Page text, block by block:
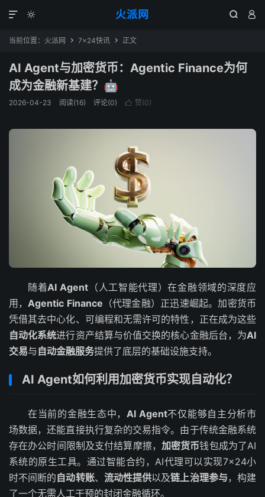
火派网
  

当前位置： 火派网  7×24快讯  正文
AI Agent与加密货币：Agentic Finance为何
成为金融新基建？🤖
2026-04-23 阅读(16) 评论(0)  赞(0)
随着AI Agent （人工智能代理）在金融领域的深度应
用，Agentic Finance （代理金融）正迅速崛起。加密货币
凭借其去中心化、可编程和无需许可的特性，正在成为这些
自动化系统进行资产结算与价值交换的核心金融后台，为AI
交易与自动金融服务提供了底层的基础设施支持。
AI Agent如何利用加密货币实现自动化？
在当前的金融生态中， AI Agent不仅能够自主分析市
场数据，还能直接执行复杂的交易指令。由于传统金融系统
存在办公时间限制及支付结算摩擦， 加密货币钱包成为了AI
系统的原生工具。通过智能合约，AI代理可以实现7×24小
时不间断的自动转账、 流动性提供以及链上治理参与，构建
了一个无需人工干预的封闭金融循环。